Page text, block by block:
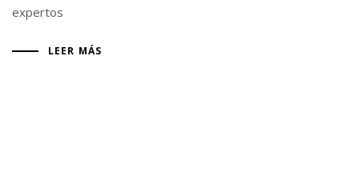
expertos
LEER MÁS